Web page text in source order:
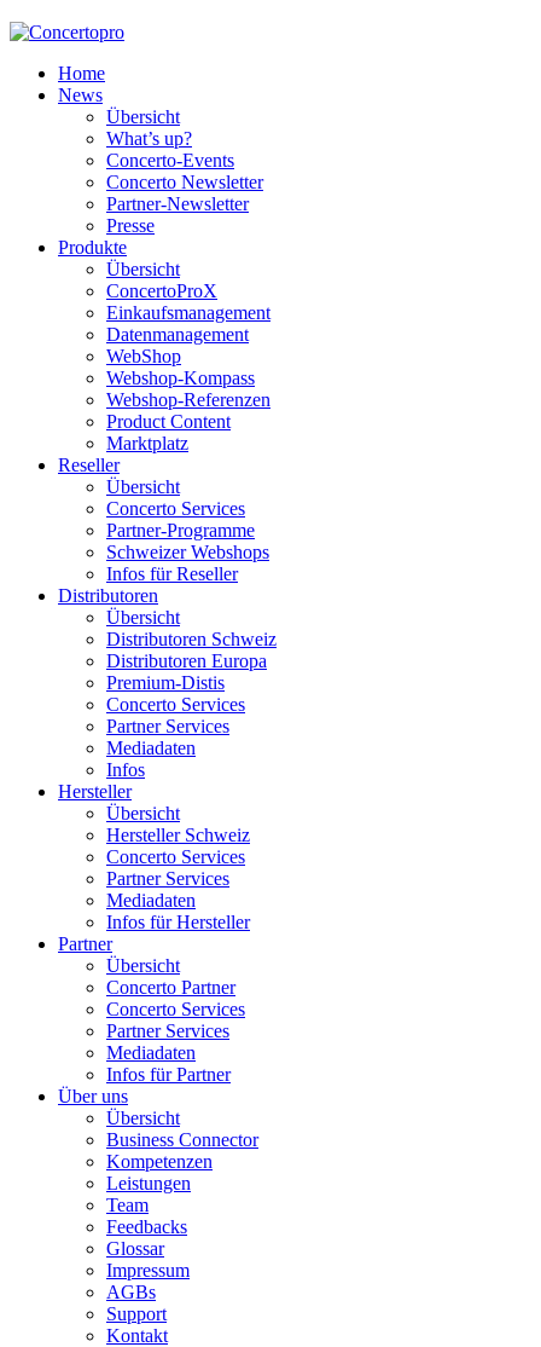
Home
News
Übersicht
What’s up?
Concerto-Events
Concerto Newsletter
Partner-Newsletter
Presse
Produkte
Übersicht
ConcertoProX
Einkaufsmanagement
Datenmanagement
WebShop
Webshop-Kompass
Webshop-Referenzen
Product Content
Marktplatz
Reseller
Übersicht
Concerto Services
Partner-Programme
Schweizer Webshops
Infos für Reseller
Distributoren
Übersicht
Distributoren Schweiz
Distributoren Europa
Premium-Distis
Concerto Services
Partner Services
Mediadaten
Infos
Hersteller
Übersicht
Hersteller Schweiz
Concerto Services
Partner Services
Mediadaten
Infos für Hersteller
Partner
Übersicht
Concerto Partner
Concerto Services
Partner Services
Mediadaten
Infos für Partner
Über uns
Übersicht
Business Connector
Kompetenzen
Leistungen
Team
Feedbacks
Glossar
Impressum
AGBs
Support
Kontakt